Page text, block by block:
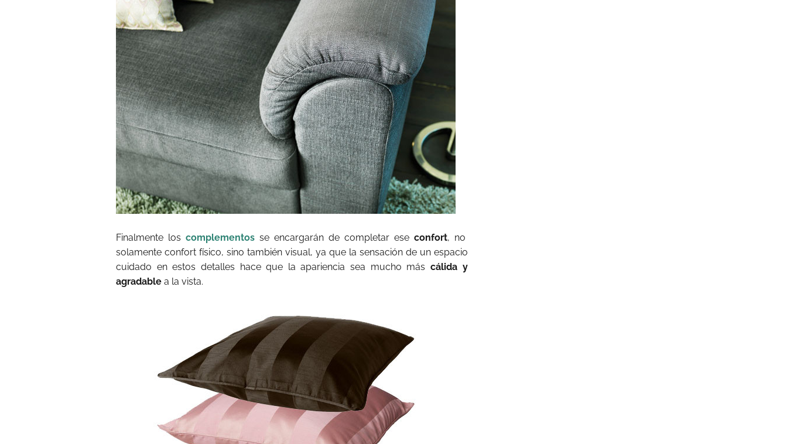
Finalmente los complementosse encargarán de completar ese confort, no
solamente confort físico, sino también visual, ya que la sensación de un espacio
cuidado en estos detalles hace que la apariencia sea mucho más cálida y
agradable a la vista.